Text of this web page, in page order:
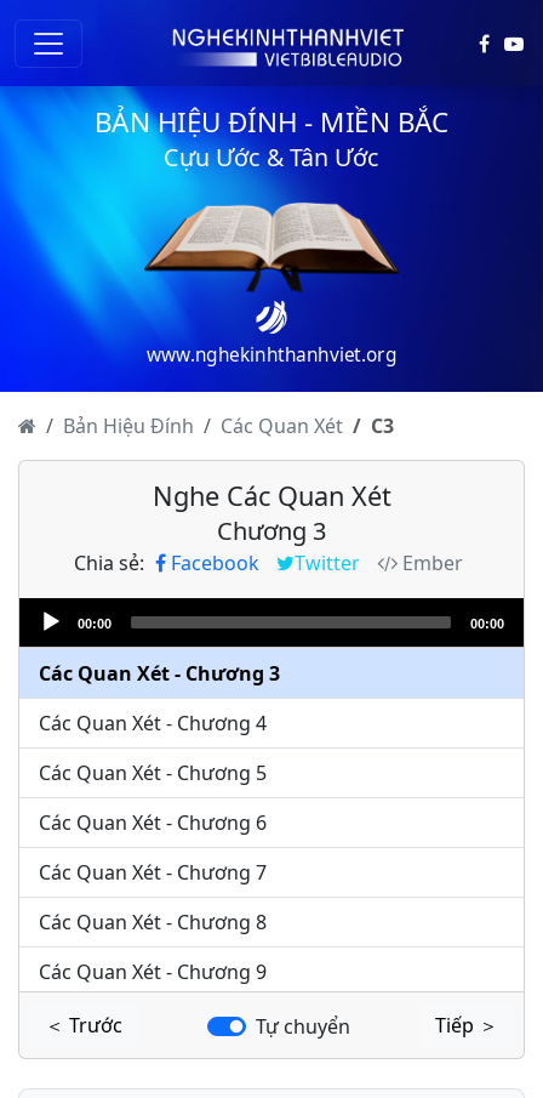
BẢN HIỆU ĐÍNH - MIỀN BẮC
Cựu Ước & Tân Ước
www.nghekinhthanhviet.org
Bản Hiệu Đính Các Quan Xét C3
Nghe Các Quan Xét
Chương 3
Chia sẻ: Facebook Twitter
Ember
Audio
Player
00:00 00:00
Các Quan Xét - Chương 1
Các Quan Xét - Chương 2
Các Quan Xét - Chương 3
Các Quan Xét - Chương 4
Các Quan Xét - Chương 5
Các Quan Xét - Chương 6
Các Quan Xét - Chương 7
Các Quan Xét - Chương 8
Các Quan Xét - Chương 9
Các Quan Xét - Chương 10
＜ Trước Tự chuyển Tiếp ＞